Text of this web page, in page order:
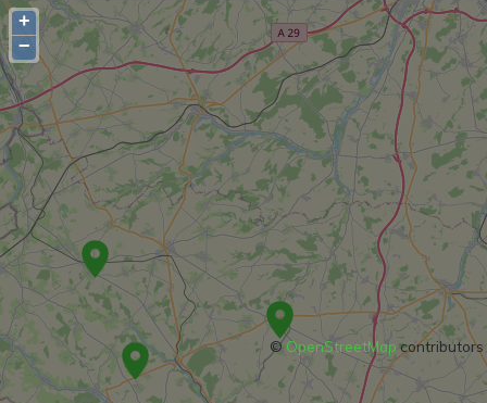
+
−
©OpenStreetMapcontributors